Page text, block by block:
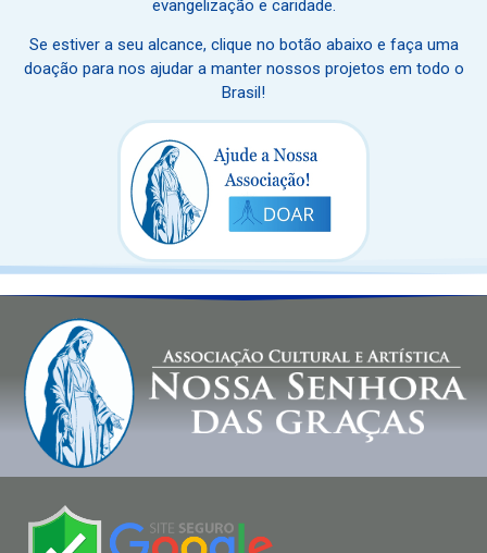
evangelização e caridade.
Se estiver a seu alcance, clique no botão abaixo e faça uma
doação para nos ajudar a manter nossos projetos em todo o
Brasil!